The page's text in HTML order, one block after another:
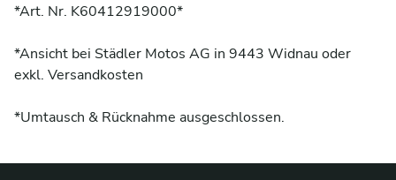
*Art. Nr. K60412919000*
*Ansicht bei Städler Motos AG in 9443 Widnau oder
exkl. Versandkosten
*Umtausch & Rücknahme ausgeschlossen.